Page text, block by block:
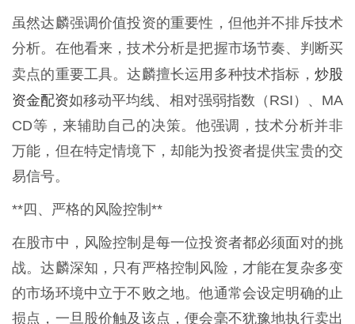
虽然达麟强调价值投资的重要性，但他并不排斥技术
分析。在他看来，技术分析是把握市场节奏、判断买
卖点的重要工具。达麟擅长运用多种技术指标， 炒股
资金配资如移动平均线、相对强弱指数（RSI）、MA
CD等，来辅助自己的决策。他强调，技术分析并非
万能，但在特定情境下，却能为投资者提供宝贵的交
易信号。
**四、严格的风险控制**
在股市中，风险控制是每一位投资者都必须面对的挑
战。达麟深知，只有严格控制风险，才能在复杂多变
的市场环境中立于不败之地。他通常会设定明确的止
损点，一旦股价触及该点，便会毫不犹豫地执行卖出